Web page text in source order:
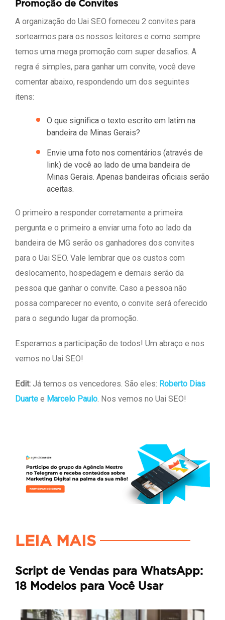
Promoção de Convites
A organização do Uai SEO forneceu 2 convites para
sortearmos para os nossos leitores e como sempre
temos uma mega promoção com super desafios. A
regra é simples, para ganhar um convite, você deve
comentar abaixo, respondendo um dos seguintes
itens:
O que significa o texto escrito em latim na
bandeira de Minas Gerais?
Envie uma foto nos comentários (através de
link) de você ao lado de uma bandeira de
Minas Gerais. Apenas bandeiras oficiais serão
aceitas.
O primeiro a responder corretamente a primeira
pergunta e o primeiro a enviar uma foto ao lado da
bandeira de MG serão os ganhadores dos convites
para o Uai SEO. Vale lembrar que os custos com
deslocamento, hospedagem e demais serão da
pessoa que ganhar o convite. Caso a pessoa não
possa comparecer no evento, o convite será oferecido
para o segundo lugar da promoção.
Esperamos a participação de todos! Um abraço e nos
vemos no Uai SEO!
Edit: Já temos os vencedores. São eles: Roberto Dias
Duarte e Marcelo Paulo. Nos vemos no Uai SEO!
LEIA MAIS
Script de Vendas para WhatsApp:
18 Modelos para Você Usar